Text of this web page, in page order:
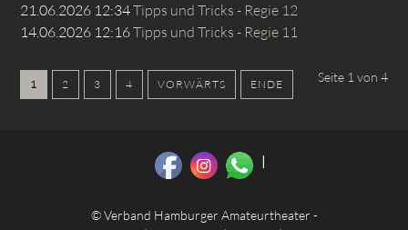
21.06.2026 12:34Tipps und Tricks - Regie 12
14.06.2026 12:16Tipps und Tricks - Regie 11
Seite 1 von 4
1 2 3 4 VORWÄRTS ENDE
© Verband Hamburger Amateurtheater -